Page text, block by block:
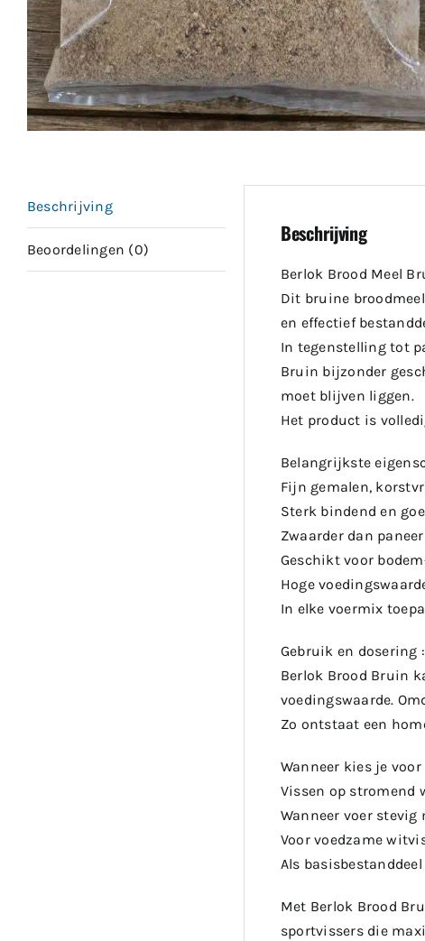
Beschrijving
Beoordelingen (0)
Beschrijving
Berlok Brood Meel
Dit bruine
en effectief
In tegenstelling tot
Bruin bijzonder
moet blijven liggen.
Het product is
Belangrijkste
Fijn gemalen,
Sterk bindend en
Zwaarder dan
Geschikt voor
Hoge
In elke voermix
Gebruik en dosering :
Berlok Brood Bruin
voedingswaarde.
Zo ontstaat een
Wanneer kies je
Vissen op stromend
Wanneer voer stevig
Voor voedzame
Als
Met Berlok Brood
sportvissers die